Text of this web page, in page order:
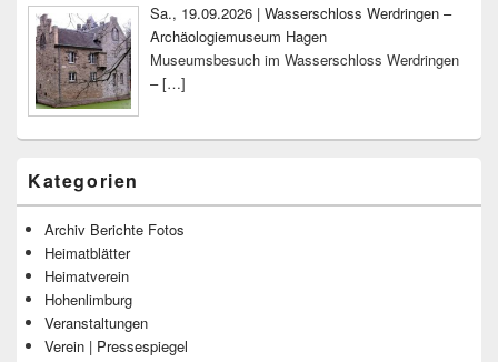
Sa., 19.09.2026 | Wasserschloss Werdringen –
Archäologiemuseum Hagen
Museumsbesuch im Wasserschloss Werdringen
–[…]
Kategorien
Archiv Berichte Fotos
Heimatblätter
Heimatverein
Hohenlimburg
Veranstaltungen
Verein | Pressespiegel